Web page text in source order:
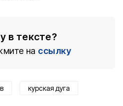
в тексте?
на ссылку
курская дуга